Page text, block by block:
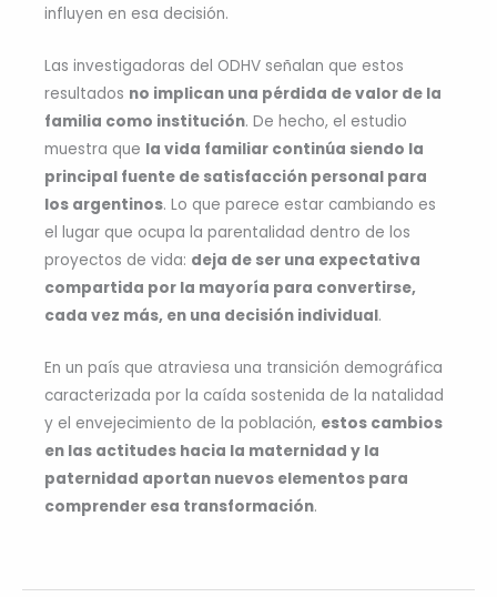
influyen en esa decisión.
Las investigadoras del ODHV señalan que estos
resultados no implican una pérdida de valor de la
familia como institución. De hecho, el estudio
muestra que la vida familiar continúa siendo la
principal fuente de satisfacción personal para
los argentinos. Lo que parece estar cambiando es
el lugar que ocupa la parentalidad dentro de los
proyectos de vida: deja de ser una expectativa
compartida por la mayoría para convertirse,
cada vez más, en una decisión individual.
En un país que atraviesa una transición demográfica
caracterizada por la caída sostenida de la natalidad
y el envejecimiento de la población, estos cambios
en las actitudes hacia la maternidad y la
paternidad aportan nuevos elementos para
comprender esa transformación.